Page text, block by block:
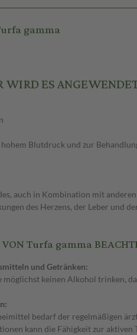
gamma
ES
Blutdruck und zur
auch in Kombination mit
des Herzens, der Leber und
Turfa gamma
und Getränken:
keinen Alkohol trinken,
bedarf der regelmäßigen
kann die Fähigkeit zur